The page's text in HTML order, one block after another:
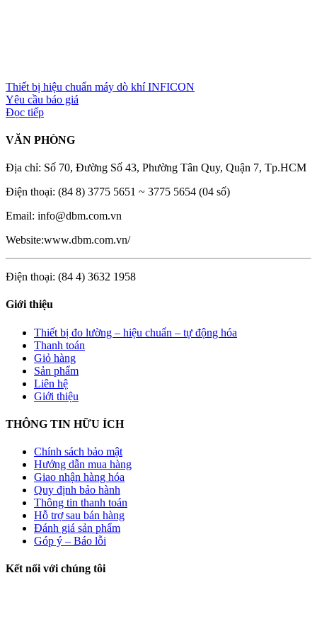
Thiết bị hiệu chuẩn máy dò khí INFICON
Yêu cầu báo giá
Đọc tiếp
VĂN PHÒNG
Địa chỉ: Số 70, Đường Số 43, Phường Tân Quy, Quận 7, Tp.HCM
Điện thoại: (84 8) 3775 5651 ~ 3775 5654 (04 số)
Email: info@dbm.com.vn
Website:www.dbm.com.vn/
Điện thoại: (84 4) 3632 1958
Giới thiệu
Thiết bị đo lường – hiệu chuẩn – tự động hóa
Thanh toán
Giỏ hàng
Sản phẩm
Liên hệ
Giới thiệu
THÔNG TIN HỮU ÍCH
Chính sách bảo mật
Hướng dẫn mua hàng
Giao nhận hàng hóa
Quy định bảo hành
Thông tin thanh toán
Hỗ trợ sau bán hàng
Đánh giá sản phẩm
Góp ý – Báo lỗi
Kết nối với chúng tôi